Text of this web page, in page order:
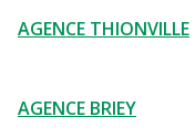
AGENCE THIONVILLE
AGENCE BRIEY